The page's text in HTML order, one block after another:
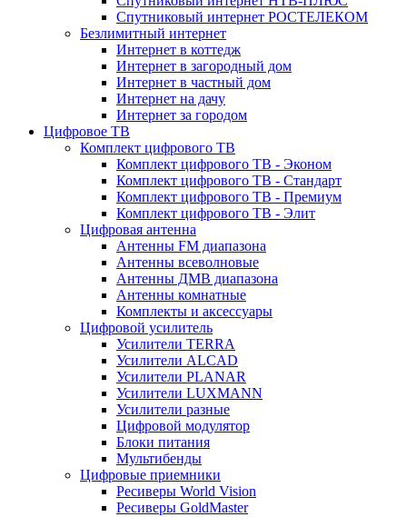
Спутниковый интернет РОСТЕЛЕКОМ
Безлимитный интернет
Интернет в коттедж
Интернет в загородный дом
Интернет в частный дом
Интернет на дачу
Интернет за городом
Цифровое ТВ
Комплект цифрового ТВ
Комплект цифрового ТВ - Эконом
Комплект цифрового ТВ - Стандарт
Комплект цифрового ТВ - Премиум
Комплект цифрового ТВ - Элит
Цифровая антенна
Антенны FM диапазона
Антенны всеволновые
Антенны ДМВ диапазона
Антенны комнатные
Комплекты и аксессуары
Цифровой усилитель
Усилители TERRA
Усилители ALCAD
Усилители PLANAR
Усилители LUXMANN
Усилители разные
Цифровой модулятор
Блоки питания
Мультибенды
Цифровые приемники
Ресиверы World Vision
Ресиверы GoldMaster